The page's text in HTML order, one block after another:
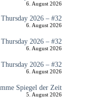
6. August 2026
2026 – #32
6. August 2026
2026 – #32
6. August 2026
2026 – #32
6. August 2026
Spiegel der Zeit
5. August 2026